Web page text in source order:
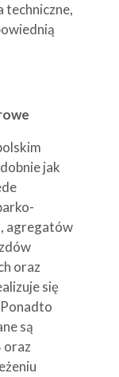
techniczne,
jak
agregatów
oraz
się
są
oraz